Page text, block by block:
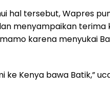
hal tersebut, Wapres
menyampaikan terima
karena menyukai
ke Kenya bawa Batik,”